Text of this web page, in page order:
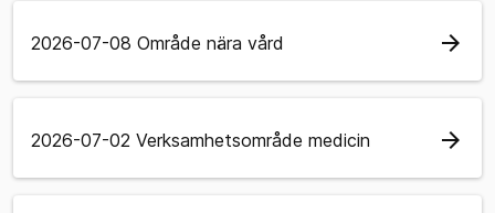
2026-07-08 Område nära vård arrow_forward
2026-07-02 Verksamhetsområde medicin arrow_forward